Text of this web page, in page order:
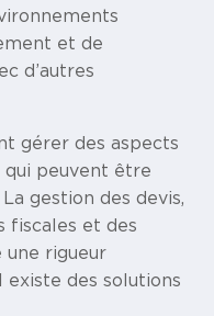
et de
d’autres
gérer des aspects
peuvent être
gestion des devis,
fiscales et des
une rigueur
existe des solutions